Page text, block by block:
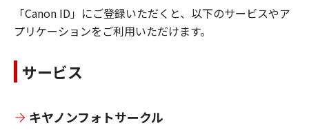
「Canon ID」にご登録いただくと、以下のサービスやア
プリケーションをご利用いただけます。
サービス
キヤノンフォトサークル